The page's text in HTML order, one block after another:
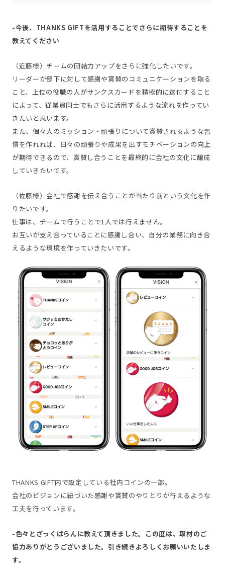
-今後、THANKS GIFTを活用することでさらに期待することを
教えてください
（近藤様）チームの団結力アップをさらに強化したいです。
リーダーが部下に対して感謝や賞賛のコミュニケーションを取る
こと、上位の役職の人がサンクスカードを積極的に送付すること
によって、従業員同士でもさらに活用するような流れを作ってい
きたいと思います。
また、個々人のミッション・頑張りについて賞賛されるような習
慣を作れれば、日々の頑張りや成果を出すモチベーションの向上
が期待できるので、賞賛し合うことを最終的に会社の文化に醸成
していきたいです。
（佐藤様）会社で感謝を伝え合うことが当たり前という文化を作
りたいです。
仕事は、チームで行うことで1人では行えません。
お互いが支え合っていることに感謝し合い、自分の業務に向き合
えるような環境を作っていきたいです。
THANKS GIFT内で設定している社内コインの一部。
会社のビジョンに紐づいた感謝や賞賛のやりとりが行えるような
工夫を行っています。
-色々とざっくばらんに教えて頂きました。この度は、取材のご
協力ありがとうございました。引き続きよろしくお願いいたしま
す。